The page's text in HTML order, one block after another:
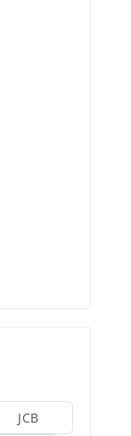
JCB